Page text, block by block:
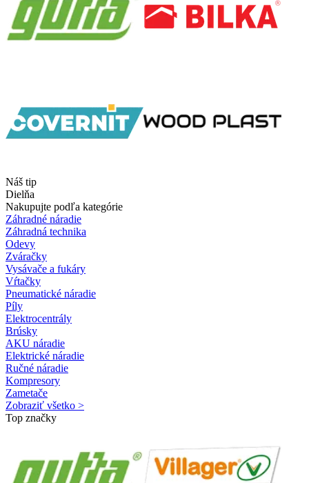
Náš tip
Dielňa
Nakupujte podľa kategórie
Záhradné náradie
Záhradná technika
Odevy
Zváračky
Vysávače a fukáry
Vŕtačky
Pneumatické náradie
Píly
Elektrocentrály
Brúsky
AKU náradie
Elektrické náradie
Ručné náradie
Kompresory
Zametače
Zobraziť všetko >
Top značky